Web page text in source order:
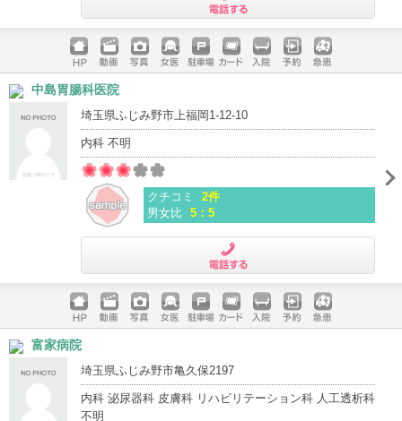
ホームペ
ージ
動画 写真 女医 駐車場
クレジッ
入院 予約 急患
中島胃腸科医院
埼玉県ふじみ野市上福岡1-12-10
内科 不明
クチコミ
2件
男女比 5：5
ホームペ
ージ
動画 写真 女医 駐車場
クレジッ
入院 予約 急患
富家病院
埼玉県ふじみ野市亀久保2197
内科 泌尿器科 皮膚科 リハビリテーション科 人工透析科
不明